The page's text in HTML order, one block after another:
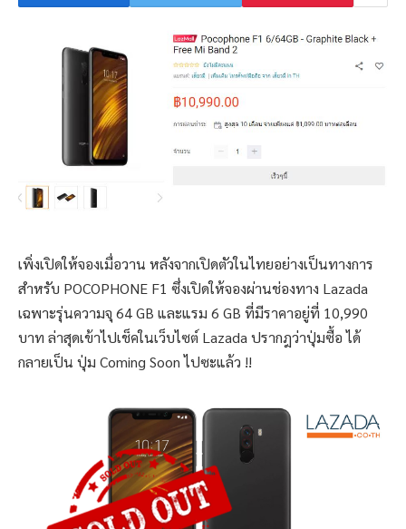
เพิ่งเปิดให้จองเมื่อวาน หลังจากเปิดตัวในไทยอย่างเป็นทางการ
สำหรับ POCOPHONE F1 ซึ่งเปิดให้จองผ่านช่องทาง Lazada
เฉพาะรุ่นความจุ 64 GB และแรม 6 GB ที่มีราคาอยู่ที่ 10,990
บาท ล่าสุดเข้าไปเช็คในเว็บไซต์ Lazada ปรากฎว่าปุ่มซื้อ ได้
กลายเป็น ปุ่ม Coming Soon ไปซะแล้ว !!